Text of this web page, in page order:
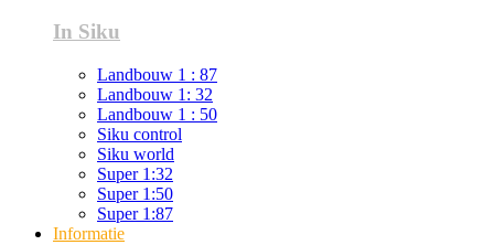
In Siku
Landbouw 1 : 87
Landbouw 1: 32
Landbouw 1 : 50
Siku control
Siku world
Super 1:32
Super 1:50
Super 1:87
Informatie